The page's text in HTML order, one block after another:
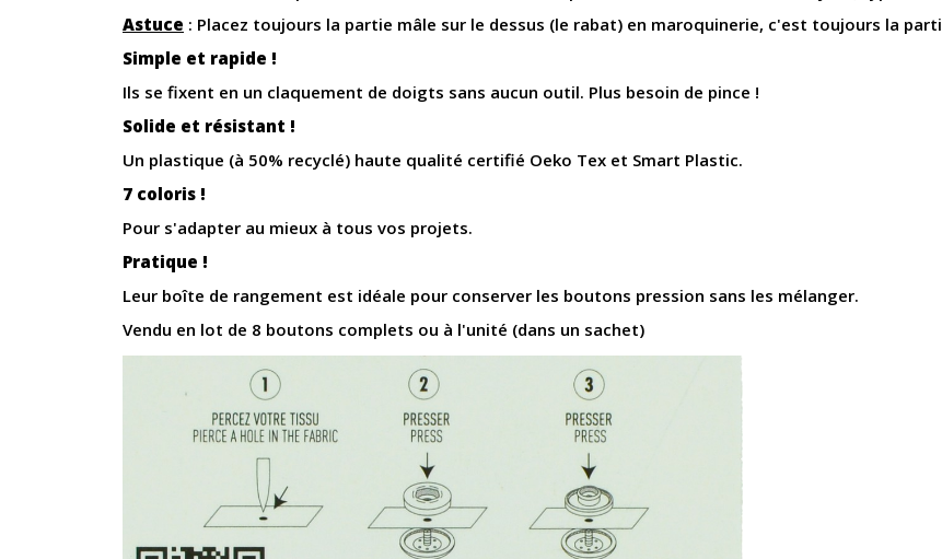
Astuce : Placez toujours la partie mâle sur le dessus (le rabat) en maroquinerie, c'est toujours la
Simple et rapide !
Ils se fixent en un claquement de doigts sans aucun outil. Plus besoin de pince !
Solide et résistant !
Un plastique (à 50% recyclé) haute qualité certifié Oeko Tex et Smart Plastic.
7 coloris !
Pour s'adapter au mieux à tous vos projets.
Pratique !
Leur boîte de rangement est idéale pour conserver les boutons pression sans les mélanger.
Vendu en lot de 8 boutons complets ou à l'unité (dans un sachet)